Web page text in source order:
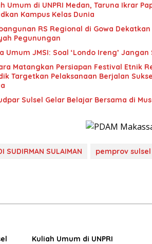
Umum di UNPRI Medan, Taruna Ikrar
Kampus Kelas Dunia
RS Regional di Gowa
Pegunungan
Umum JMSI: Soal ‘Londo Ireng’
Matangkan Persiapan Festival Etnik
Targetkan Pelaksanaan Berjalan
Sulsel Gelar Belajar Bersama di
SUDIRMAN SULAIMAN pemprov sulsel
Kuliah Umum di UNPRI